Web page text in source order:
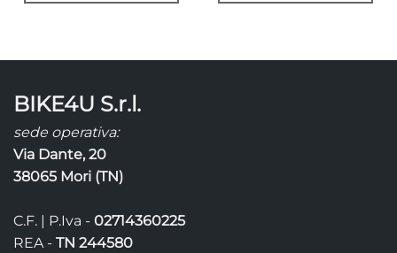
BIKE4U S.r.l.
sede operativa:
Via Dante, 20
38065 Mori (TN)
C.F. | P.Iva - 02714360225
REA - TN 244580